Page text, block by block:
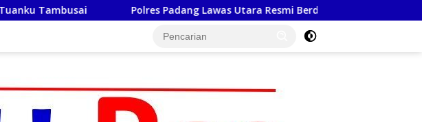
Polres Padang Lawas Utara Resmi Berdiri, Kapolda Sumut Tekankan Pelayanan